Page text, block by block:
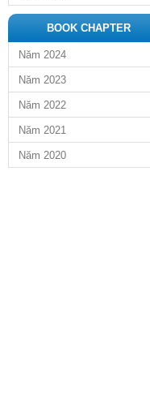
BOOK CHAPTER
Năm 2024
Năm 2023
Năm 2022
Năm 2021
Năm 2020